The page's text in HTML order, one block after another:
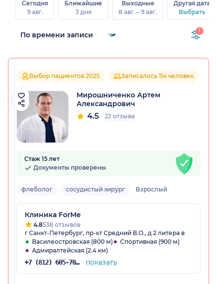
Сегодня
9 авг.
Ближайшие
3 дня
Выходные
8 авг. – 9 авг.
Другая дата
Выбрать
1
Выбор пациентов 2025 Записалось 114 человек
Мирошниченко Артем
Александрович
4.5 22 отзыва
Стаж 15 лет
Документы проверены
флеболог сосудистый хирург Взрослый
Клиника ForMe
4.8538 отзывов
г Санкт-Петербург, пр-кт Средний В.О., д 2 литера в
Василеостровская (800 м)
Спортивная (900 м)
Адмиралтейская (2.4 км)
+7 (812) 605-70-02 показать